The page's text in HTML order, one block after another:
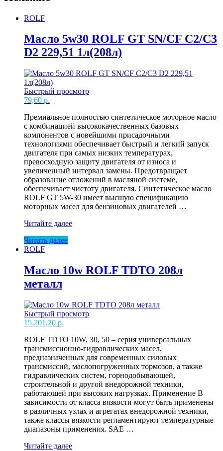
ROLF
Масло 5w30 ROLF GT SN/CF C2/C3
D2 229,51 1л(208л)
Быстрый просмотр
79,60 р.
Премиальное полностью cинтетическое моторное масло
с комбинацией высококачественных базовых
компонентов с новейшими присадочными
технологиями обеспечивает быстрый и легкий запуск
двигателя при самых низких температурах,
превосходную защиту двигателя от износа и
увеличенный интервал замены. Предотвращает
образование отложений в масляной системе,
обеспечивает чистоту двигателя. Синтетическое масло
ROLF GT 5W-30 имеет высшую спецификацию
моторных масел для бензиновых двигателей …
Масло
ROLF
GT
C2/C3
D2
229,51
Читайте далее
Читать далее
ROLF
Масло 10w ROLF TDTO 208л
металл
Быстрый просмотр
15.201,20 р.
ROLF TDTO 10W, 30, 50 – серия универсальных
трансмиссионно-гидравлических масел,
предназначенных для современных силовых
трансмиссий, маслопогруженных тормозов, а также
гидравлических систем, горнодобывающей,
строительной и другой внедорожной техники,
работающей при высоких нагрузках. Применение В
зависимости от класса вязкости могут быть применены
в различных узлах и агрегатах внедорожной техники,
также классы вязкости регламентируют температурные
диапазоны применения. SAE …
Масло
Читайте далее